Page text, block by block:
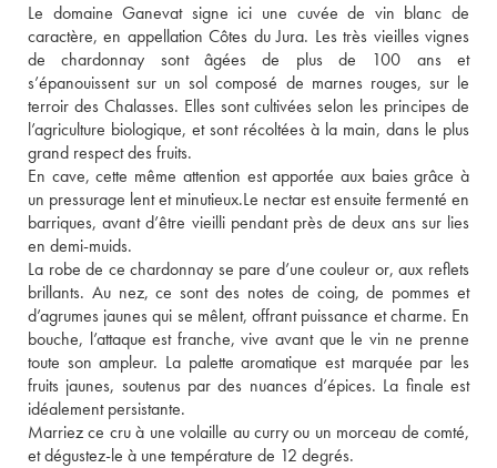
Le domaine Ganevat signe ici une cuvée de vin blanc de
caractère, en appellation Côtes du Jura. Les très vieilles vignes
de chardonnay sont âgées de plus de 100 ans et
s’épanouissent sur un sol composé de marnes rouges, sur le
terroir des Chalasses. Elles sont cultivées selon les principes de
l’agriculture biologique, et sont récoltées à la main, dans le plus
grand respect des fruits.
En cave, cette même attention est apportée aux baies grâce à
un pressurage lent et minutieux.Le nectar est ensuite fermenté en
barriques, avant d’être vieilli pendant près de deux ans sur lies
en demi-muids.
La robe de ce chardonnay se pare d’une couleur or, aux reflets
brillants. Au nez, ce sont des notes de coing, de pommes et
d’agrumes jaunes qui se mêlent, offrant puissance et charme. En
bouche, l’attaque est franche, vive avant que le vin ne prenne
toute son ampleur. La palette aromatique est marquée par les
fruits jaunes, soutenus par des nuances d’épices. La finale est
idéalement persistante.
Marriez ce cru à une volaille au curry ou un morceau de comté,
et dégustez-le à une température de 12 degrés.